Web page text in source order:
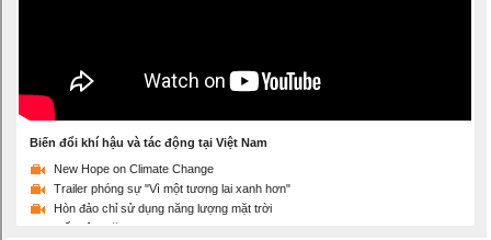
Biến đổi khí hậu và tác động tại Việt Nam
New Hope on Climate Change
Trailer phóng sự "Vì một tương lai xanh hơn"
Hòn đảo chỉ sử dụng năng lượng mặt trời
Tiết kiệm năng lượng